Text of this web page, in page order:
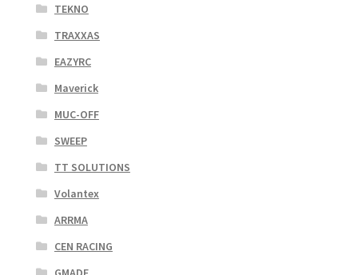
TEKNO
TRAXXAS
EAZYRC
Maverick
MUC-OFF
SWEEP
TT SOLUTIONS
Volantex
ARRMA
CEN RACING